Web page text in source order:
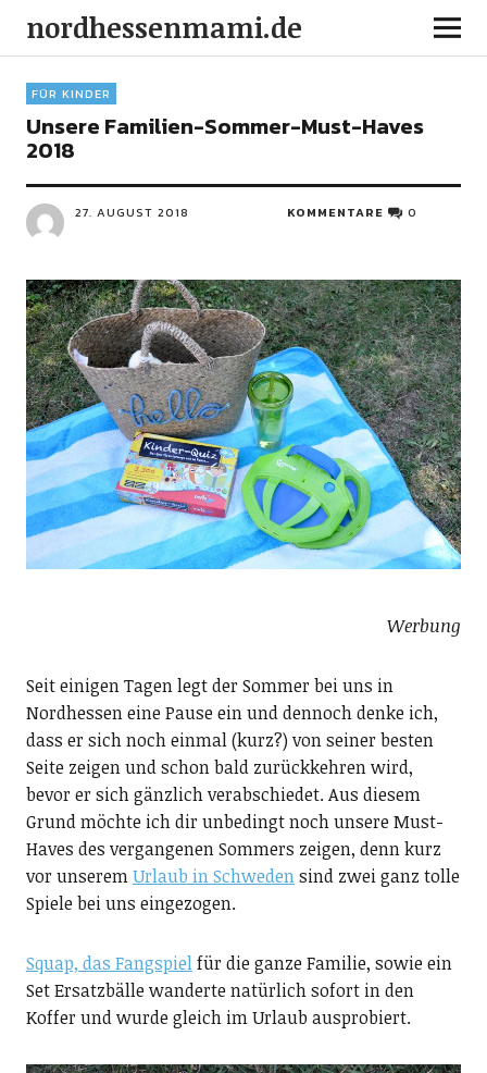
nordhessenmami.de
FÜR KINDER
Unsere Familien-Sommer-Must-Haves
2018
27. AUGUST 2018 KOMMENTARE 0
Werbung
Seit einigen Tagen legt der Sommer bei uns in
Nordhessen eine Pause ein und dennoch denke ich,
dass er sich noch einmal (kurz?) von seiner besten
Seite zeigen und schon bald zurückkehren wird,
bevor er sich gänzlich verabschiedet. Aus diesem
Grund möchte ich dir unbedingt noch unsere Must-
Haves des vergangenen Sommers zeigen, denn kurz
vor unseremUrlaub in Schwedensind zwei ganz tolle
Spiele bei uns eingezogen.
Squap, das Fangspielfür die ganze Familie, sowie ein
Set Ersatzbälle wanderte natürlich sofort in den
Koffer und wurde gleich im Urlaub ausprobiert.